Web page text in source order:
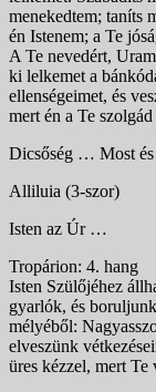
menekedtem; taníts
én Istenem; a Te
A Te nevedért,
ki lelkemet a
ellenségeimet, és
mert én a Te
Dicsőség … Most
Alliluia (3-szor)
Isten az Úr …
Tropárion: 4. hang
Isten Szülőjéhez
gyarlók, és
mélyéből:
elveszünk
üres kézzel, mert Te